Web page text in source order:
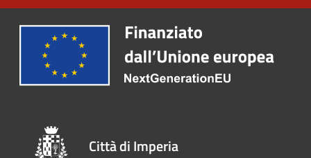
Città di Imperia